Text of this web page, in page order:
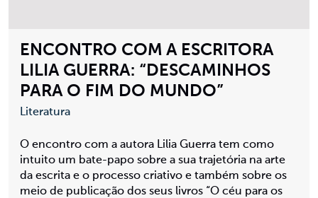
ENCONTRO COM A ESCRITORA
LILIA GUERRA: “DESCAMINHOS
PARA O FIM DO MUNDO”
Literatura
O encontro com a autora Lilia Guerra tem como
intuito um bate-papo sobre a sua trajetória na arte
da escrita e o processo criativo e também sobre os
meio de publicação dos seus livros “O céu para os